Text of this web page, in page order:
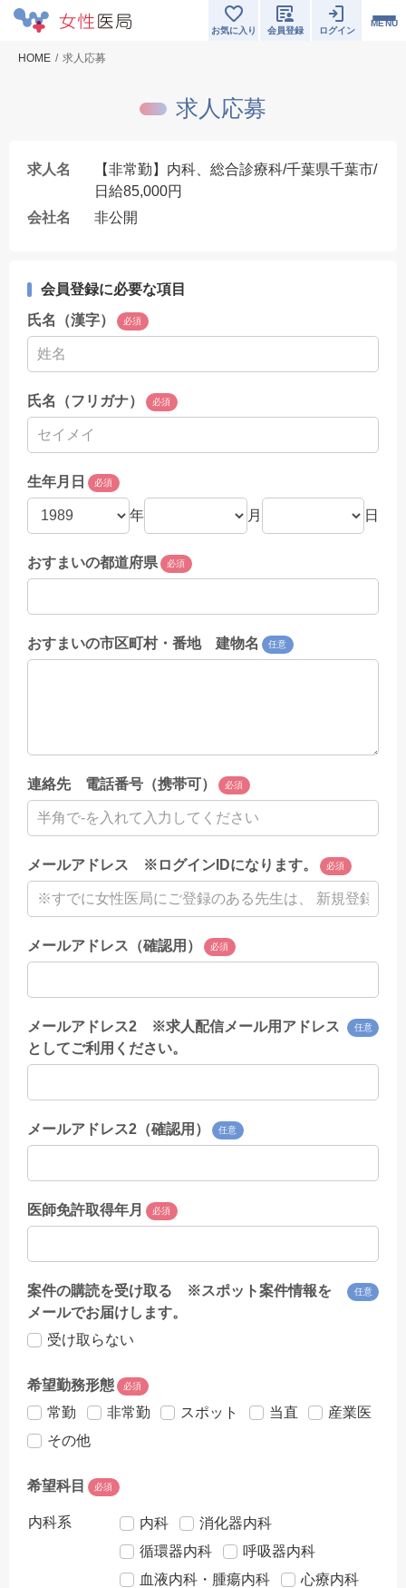
MENU
お気に入り 会員登録 ログイン
HOME 求人応募
求人応募
求人名
【非常勤】内科、総合診療科/千葉県千葉市/
日給85,000円
会社名
非公開
会員登録に必要な項目
氏名（漢字）
必須
氏名（フリガナ） 必須
生年月日 必須
年 月 日
おすまいの都道府県 必須
おすまいの市区町村・番地 建物名 任意
連絡先 電話番号（携帯可） 必須
メールアドレス ※ログインIDになります。 必須
メールアドレス（確認用） 必須
メールアドレス2 ※求人配信メール用アドレス
としてご利用ください。
任意
メールアドレス2（確認用） 任意
医師免許取得年月 必須
案件の購読を受け取る ※スポット案件情報を
メールでお届けします。
任意
受け取らない
希望勤務形態 必須
常勤 非常勤 スポット 当直
産業医
その他
希望科目 必須
内科系 内科
消化器内科
循環器内科
呼吸器内科
血液内科・腫瘍内科
心療内科